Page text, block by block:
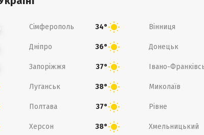
Сімферополь 34° Вінниця
Дніпро 36° Донецьк
Запоріжжя 37° Івано-
Луганськ 38° Миколаїв
Полтава 37° Рівне
Херсон 38° Хмельницький